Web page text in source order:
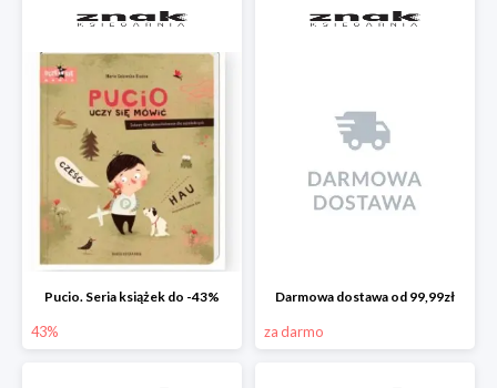
Pucio. Seria książek do -43%
43%
Darmowa dostawa od 99,99zł
za darmo